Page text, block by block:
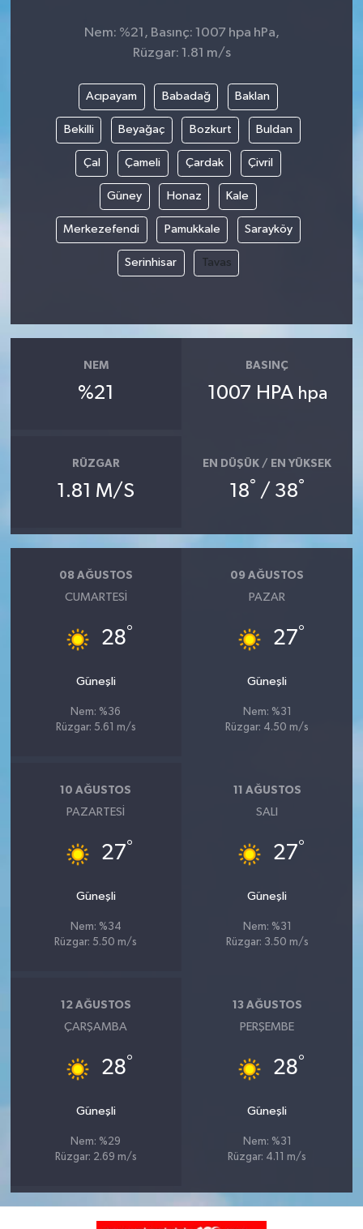
Nem: %21, Basınç: 1007 hpa hPa,
Rüzgar: 1.81 m/s
Acıpayam Babadağ Baklan
Bekilli Beyağaç Bozkurt Buldan
Çal Çameli Çardak Çivril
Güney Honaz Kale
Merkezefendi Pamukkale Sarayköy
Serinhisar Tavas
NEM
%21
BASINÇ
1007 HPA hpa
RÜZGAR
1.81 M/S
EN DÜŞÜK / EN YÜKSEK
18° / 38°
08 AĞUSTOS
CUMARTESI
28°
Güneşli
Nem: %36
Rüzgar: 5.61 m/s
09 AĞUSTOS
PAZAR
27°
Güneşli
Nem: %31
Rüzgar: 4.50 m/s
10 AĞUSTOS
PAZARTESI
27°
Güneşli
Nem: %34
Rüzgar: 5.50 m/s
11 AĞUSTOS
SALI
27°
Güneşli
Nem: %31
Rüzgar: 3.50 m/s
12 AĞUSTOS
ÇARŞAMBA
28°
Güneşli
Nem: %29
Rüzgar: 2.69 m/s
13 AĞUSTOS
PERŞEMBE
28°
Güneşli
Nem: %31
Rüzgar: 4.11 m/s